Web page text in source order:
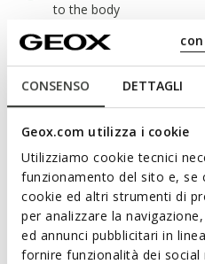
CONSENSO DETTAGLI
Geox.com utilizza i cookie
Utilizziamo cookie tecnici
funzionamento del sito e, se
cookie ed altri strumenti di
per analizzare la
ed annunci pubblicitari in
fornire funzionalità dei social
to the body
Two-way zip; Adjustable
Technologies